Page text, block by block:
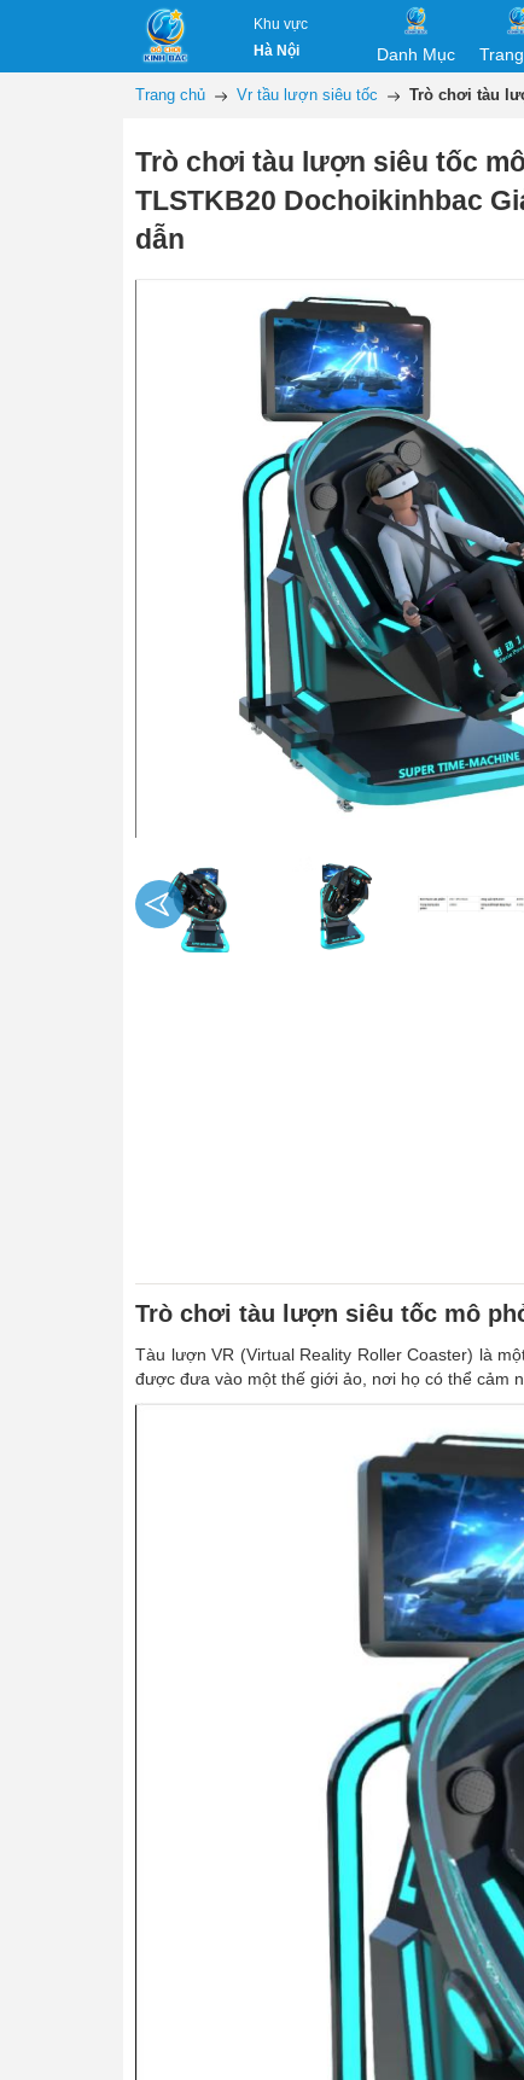
Khu vực
Hà Nội
Danh Mục
Trang chủ Vr tầu lượn siêu tốc Trò chơi tàu
Trò chơi tàu lượn siêu tốc
TLSTKB20 Dochoikinhbac
dẫn
Trò chơi tàu lượn siêu tốc mô
Tàu lượn VR (Virtual Reality Roller Coaster) là
được đưa vào một thế giới ảo, nơi họ có thể cảm